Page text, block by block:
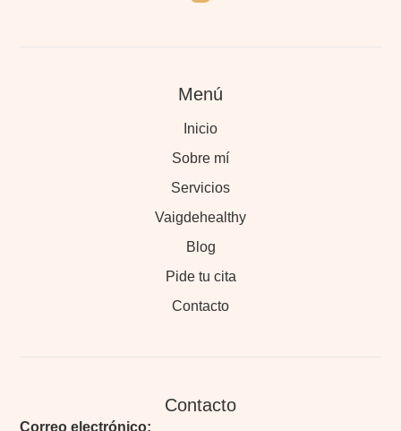
Menú
Inicio
Sobre mí
Servicios
Vaigdehealthy
Blog
Pide tu cita
Contacto
Contacto
Correo electrónico: